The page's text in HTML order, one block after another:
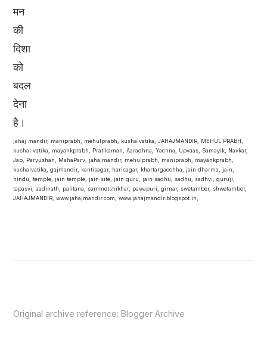
मन
की
दिशा
को
बदल
देना
है।
jahaj mandir, maniprabh, mehulprabh, kushalvatika, JAHAJMANDIR, MEHUL PRABH,
kushal vatika, mayankprabh, Pratikaman, Aaradhna, Yachna, Upvaas, Samayik, Navkar,
Jap, Paryushan, MahaParv, jahajmandir, mehulprabh, maniprabh, mayankprabh,
kushalvatika, gajmandir, kantisagar, harisagar, khartargacchha, jain dharma, jain,
hindu, temple, jain temple, jain site, jain guru, jain sadhu, sadhu, sadhvi, guruji,
tapasvi, aadinath, palitana, sammetshikhar, pawapuri, girnar, swetamber, shwetamber,
JAHAJMANDIR, www.jahajmandir.com, www.jahajmandir.blogspot.in,
Original archive reference:Blogger Archive